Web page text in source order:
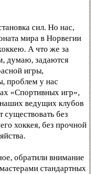
сил. Но нас,
мира в Норвегии
А что же за
думаю, задаются
игры,
проблем у нас
«Спортивных игр»,
ведущих клубов
без
хоккея, без прочной
обратили внимание
стандартных